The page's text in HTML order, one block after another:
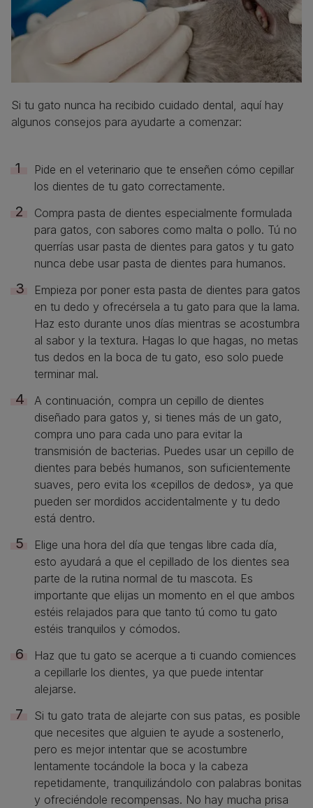
Si tu gato nunca ha recibido cuidado dental, aquí hay
algunos consejos para ayudarte a comenzar:
Pide en el veterinario que te enseñen cómo cepillar
los dientes de tu gato correctamente.
Compra pasta de dientes especialmente formulada
para gatos, con sabores como malta o pollo. Tú no
querrías usar pasta de dientes para gatos y tu gato
nunca debe usar pasta de dientes para humanos.
Empieza por poner esta pasta de dientes para gatos
en tu dedo y ofrecérsela a tu gato para que la lama.
Haz esto durante unos días mientras se acostumbra
al sabor y la textura. Hagas lo que hagas, no metas
tus dedos en la boca de tu gato, eso solo puede
terminar mal.
A continuación, compra un cepillo de dientes
diseñado para gatos y, si tienes más de un gato,
compra uno para cada uno para evitar la
transmisión de bacterias. Puedes usar un cepillo de
dientes para bebés humanos, son suficientemente
suaves, pero evita los «cepillos de dedos», ya que
pueden ser mordidos accidentalmente y tu dedo
está dentro.
Elige una hora del día que tengas libre cada día,
esto ayudará a que el cepillado de los dientes sea
parte de la rutina normal de tu mascota. Es
importante que elijas un momento en el que ambos
estéis relajados para que tanto tú como tu gato
estéis tranquilos y cómodos.
Haz que tu gato se acerque a ti cuando comiences
a cepillarle los dientes, ya que puede intentar
alejarse.
Si tu gato trata de alejarte con sus patas, es posible
que necesites que alguien te ayude a sostenerlo,
pero es mejor intentar que se acostumbre
lentamente tocándole la boca y la cabeza
repetidamente, tranquilizándolo con palabras bonitas
y ofreciéndole recompensas. No hay mucha prisa